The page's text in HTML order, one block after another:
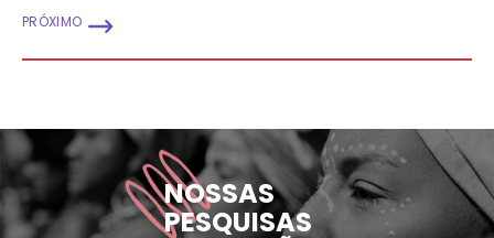
PRÓXIMO
NOSSAS
PESQUISAS